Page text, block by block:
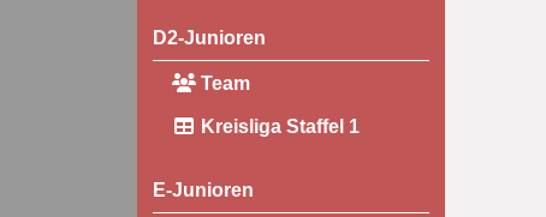
D2-Junioren
Team
Kreisliga Staffel 1
E-Junioren